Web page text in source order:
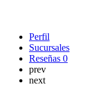
Perfil
Sucursales
Reseñas 0
prev
next